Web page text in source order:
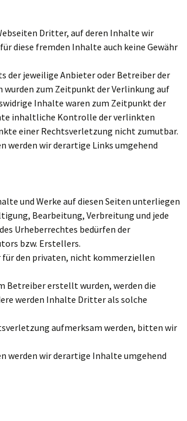
Dritter, auf deren Inhalte wir
diese fremden Inhalte auch keine Gewähr
der jeweilige Anbieter oder Betreiber der
zum Zeitpunkt der Verlinkung auf
Inhalte waren zum Zeitpunkt der
inhaltliche Kontrolle der verlinkten
einer Rechtsverletzung nicht zumutbar.
werden wir derartige Links umgehend
und Werke auf diesen Seiten unterliegen
Bearbeitung, Verbreitung und jede
Urheberrechtes bedürfen der
bzw. Erstellers.
für den privaten, nicht kommerziellen
Betreiber erstellt wurden, werden die
werden Inhalte Dritter als solche
aufmerksam werden, bitten wir
werden wir derartige Inhalte umgehend